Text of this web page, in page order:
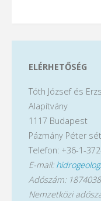
ELÉRHETŐSÉG
Tóth József és
Alapítvány
1117 Budapest
Pázmány Péter
Telefon: +36-1-
E-mail:
Adószám:
Nemzetközi